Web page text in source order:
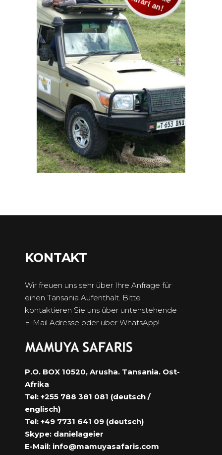
KONTAKT
Wir freuen uns sehr über Ihre Anfrage für
einen Tansania Aufenthalt. Bitte
kontaktieren Sie uns über untenstehende
E-Mail Adresse oder über WhatsApp!
P.O. BOX 10520, Arusha. Tansania. Ost-
Afrika
Tel: +255 788 381 081 (deutsch /
englisch)
Tel: +49 7731 641 09 (deutsch)
Skype: danielageier
E-Mail: info@mamuyasafaris.com